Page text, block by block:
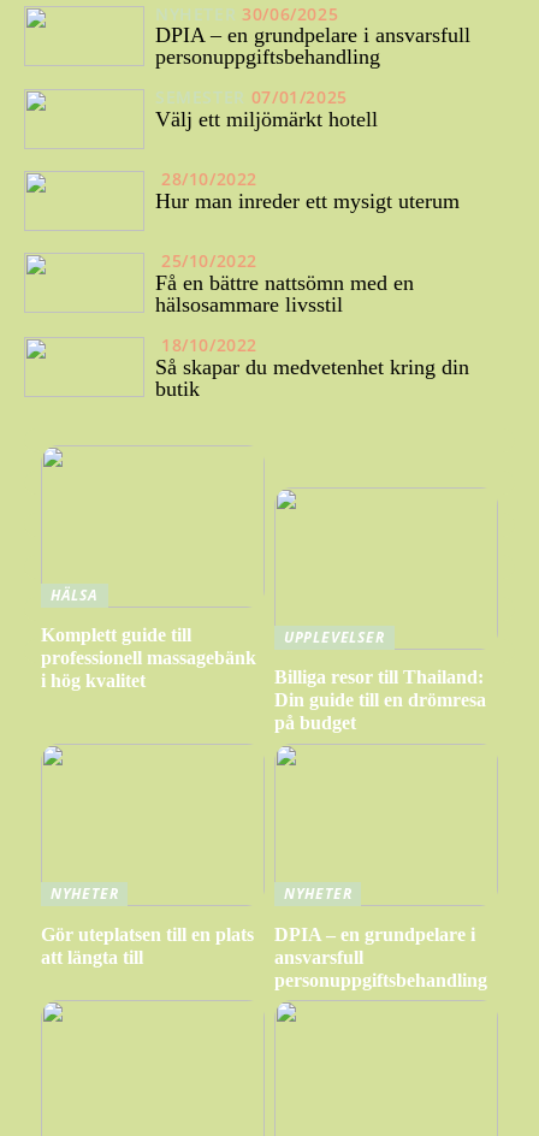
NYHETER 30/06/2025
DPIA – en grundpelare i ansvarsfull
personuppgiftsbehandling
SEMESTER 07/01/2025
Välj ett miljömärkt hotell
28/10/2022
Hur man inreder ett mysigt uterum
25/10/2022
Få en bättre nattsömn med en
hälsosammare livsstil
18/10/2022
Så skapar du medvetenhet kring din
butik
HÄLSA
Komplett guide till
professionell massagebänk
i hög kvalitet
UPPLEVELSER
Billiga resor till Thailand:
Din guide till en drömresa
på budget
NYHETER
Gör uteplatsen till en plats
att längta till
NYHETER
DPIA – en grundpelare i
ansvarsfull
personuppgiftsbehandling